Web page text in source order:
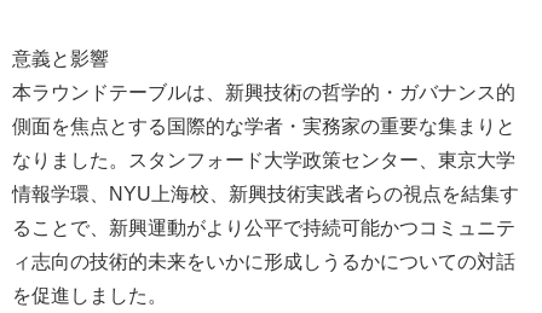
意義と影響
本ラウンドテーブルは、新興技術の哲学的・ガバナンス的
側面を焦点とする国際的な学者・実務家の重要な集まりと
なりました。スタンフォード大学政策センター、東京大学
情報学環、NYU上海校、新興技術実践者らの視点を結集す
ることで、新興運動がより公平で持続可能かつコミュニテ
ィ志向の技術的未来をいかに形成しうるかについての対話
を促進しました。